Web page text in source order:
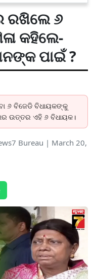
ରଖିଲେ ୬
କହିଲେ-
ପାଇଁ ?
୬ ବିଜେଡି ବିଧାୟକଙ୍କୁ
ଉତ୍ତର ଏହି ୬ ବିଧାୟକ।
Bureau | March 20,